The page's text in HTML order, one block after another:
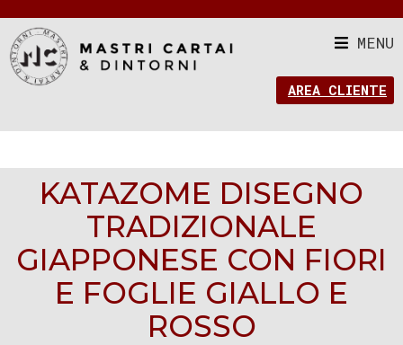
MENU
AREA CLIENTE
KATAZOME DISEGNO
TRADIZIONALE
GIAPPONESE CON FIORI
E FOGLIE GIALLO E
ROSSO